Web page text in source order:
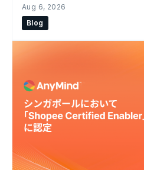
Aug 6, 2026
Blog